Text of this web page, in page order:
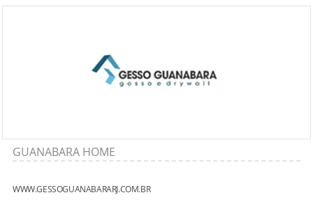
GUANABARA HOME
WWW.GESSOGUANABARARJ.COM.BR